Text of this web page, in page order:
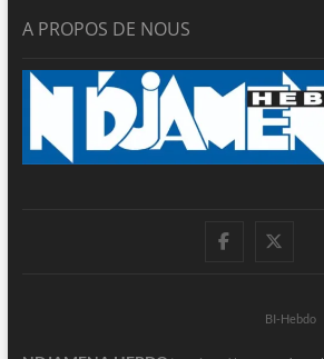
A PROPOS DE NOUS
facebook
BI-Hebdo